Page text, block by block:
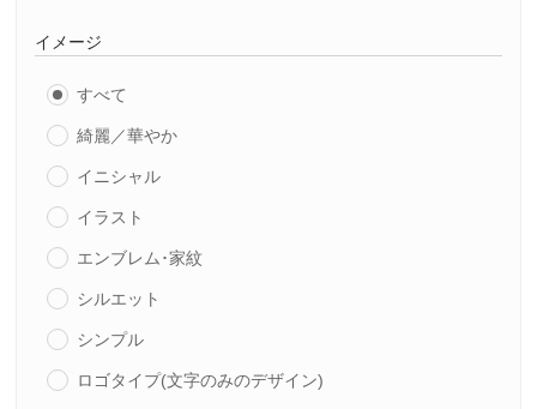
イメージ
すべて
綺麗／華やか
イニシャル
イラスト
エンブレム･家紋
シルエット
シンプル
ロゴタイプ(文字のみのデザイン)